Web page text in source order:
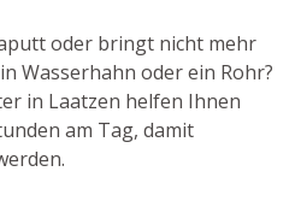
oder bringt nicht mehr
Wasserhahn oder ein Rohr?
in Laatzen helfen Ihnen
am Tag, damit